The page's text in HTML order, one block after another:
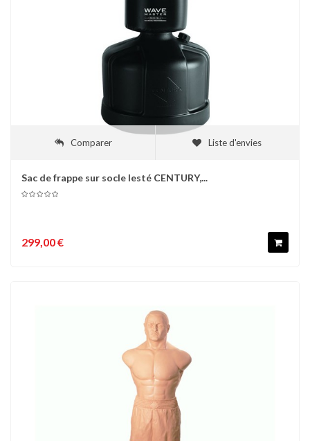
Comparer Liste d'envies
Sac de frappe sur socle lesté CENTURY,...
299,00 €